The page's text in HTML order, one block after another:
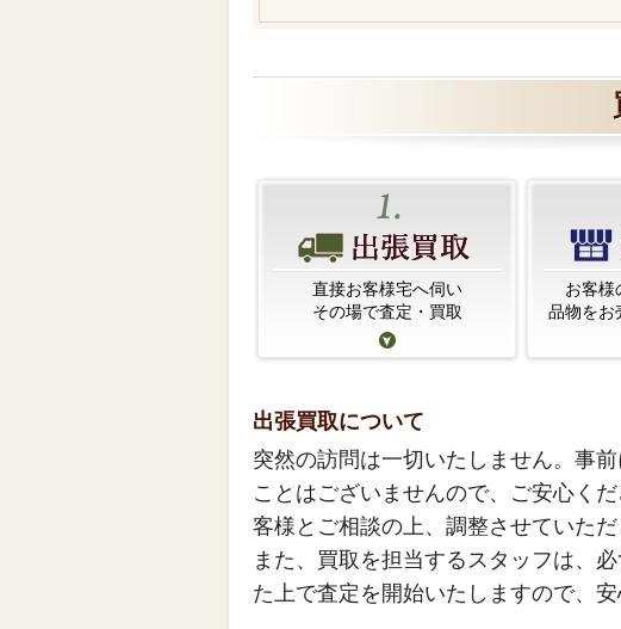
直接お客様宅へ伺い
その場で査定・買取
お客様
品物をお
出張買取について
突然の訪問は一切いたしません。事
ことはございませんので、ご安心く
客様とご相談の上、調整させていただ
また、買取を担当するスタッフは、
た上で査定を開始いたしますので、安